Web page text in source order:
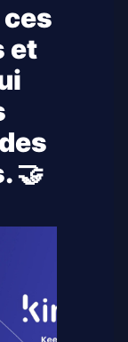
ces
et
🤝